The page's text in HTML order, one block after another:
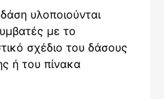
υλοποιούνται
με το
σχέδιο του δάσους
ή του πίνακα